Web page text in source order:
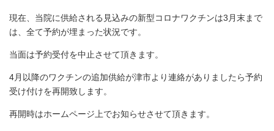
現在、当院に供給される見込みの新型コロナワクチンは3月末まで
は、全て予約が埋まった状況です。
当面は予約受付を中止させて頂きます。
4月以降のワクチンの追加供給が津市より連絡がありましたら予約
受け付けを再開致します。
再開時はホームページ上でお知らせさせて頂きます。